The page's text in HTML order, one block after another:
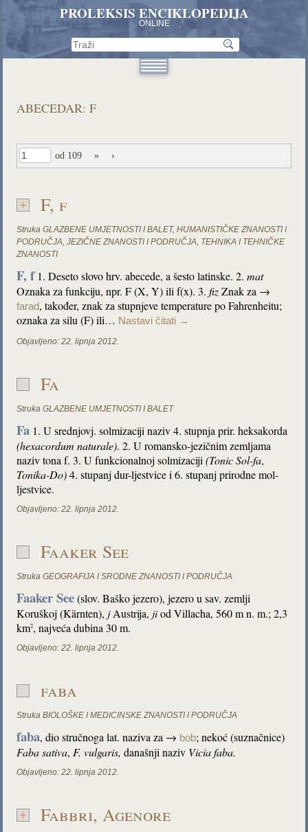
PROLEKSIS ENCIKLOPEDIJA
ONLINE
ABECEDAR: F
od 109 » ›
F, f
Struka GLAZBENE UMJETNOSTI I BALET,HUMANISTIČKE ZNANOSTI I
PODRUČJA,JEZIČNE ZNANOSTI I PODRUČJA, TEHNIKA I TEHNIČKE
ZNANOSTI
F, f1. Deseto slovo hrv. abecede, a šesto latinske. 2.mat
Oznaka za funkciju, npr. F (X, Y) ili f(x). 3.fizZnak za →
farad, također, znak za stupnjeve temperature po Fahrenheitu;
oznaka za silu (F) ili… Nastavi čitati →
Objavljeno: 22. lipnja 2012.
Fa
Struka GLAZBENE UMJETNOSTI I BALET
Fa 1. U srednjovj. solmizaciji naziv 4. stupnja prir. heksakorda
(hexacordum naturale). 2. U romansko-jezičnim zemljama
naziv tona f. 3. U funkcionalnoj solmizaciji(Tonic Sol-fa,
Tonika-Do)4. stupanj dur-ljestvice i 6. stupanj prirodne mol-
ljestvice.
Objavljeno: 22. lipnja 2012.
Faaker See
Struka GEOGRAFIJA I SRODNE ZNANOSTI I PODRUČJA
Faaker See(slov. Baško jezero), jezero u sav. zemlji
Koruškoj (Kärnten), jAustrija, jiod Villacha, 560 m n. m.; 2,3
km2, najveća dubina 30 m.
Objavljeno: 22. lipnja 2012.
faba
Struka BIOLOŠKE I MEDICINSKE ZNANOSTI I PODRUČJA
faba, dio stručnoga lat. naziva za → bob; nekoć (suznačnice)
Faba sativa, F. vulgaris,današnji naziv Vicia faba.
Objavljeno: 22. lipnja 2012.
Fabbri, Agenore